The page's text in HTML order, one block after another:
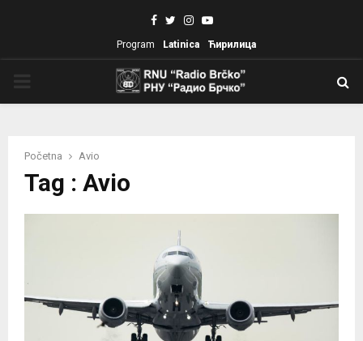
Facebook
TwitterInstagram
Youtube
Program Latinica Ћирилица
Početna Avio
Tag : Avio